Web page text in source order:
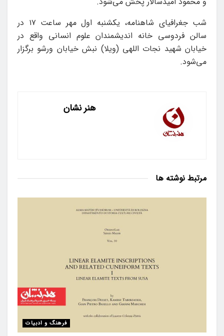
شب جغرافیای شاهنامه، یکشنبه اول مهر ساعت ۱۷ در
سالن فردوسی خانه اندیشمندان علوم انسانی واقع در
خیابان شهید نجات اللهی (ویلا) نبش خیابان ورشو برگزار
می‌شود.
هنر نشان
مرتبط نوشته ها
فرهنگ و ادبیات